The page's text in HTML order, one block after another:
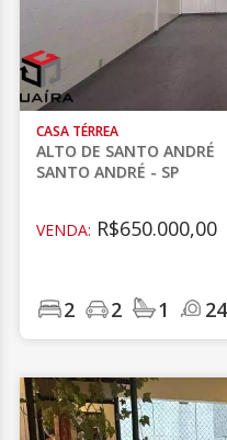
CASA TÉRREA
ALTO DE SANTO ANDRÉ
SANTO ANDRÉ - SP
VENDA: R$650.000,00
2 2 1